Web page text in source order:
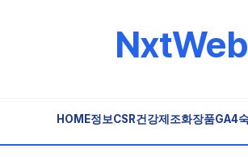
NxtWeb
HOME정보CSR건강제조화장품GA4